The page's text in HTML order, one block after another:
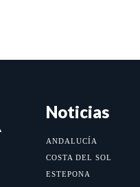
Noticias
ANDALUCÍA
COSTA DEL SOL
ESTEPONA